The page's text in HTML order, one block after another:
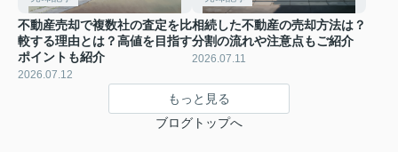
不動産売却で複数社の査定を比
較する理由とは？高値を目指す
ポイントも紹介
2026.07.12
相続した不動産の売却方法は？
分割の流れや注意点もご紹介
2026.07.11
もっと見る
ブログトップへ